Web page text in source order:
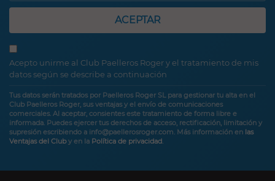
ACEPTAR
Acepto unirme al Club Paelleros Roger y el tratamiento de mis
datos según se describe a continuación
Tus datos serán tratados por Paelleros Roger SL para gestionar tu alta en el
Club Paelleros Roger, sus ventajas y el envío de comunicaciones
comerciales. Al aceptar, consientes este tratamiento de forma libre e
informada. Puedes ejercer tus derechos de acceso, rectificación, limitación y
supresión escribiendo a info@paellerosroger.com. Más información en las
Ventajas del Cluby en la Política de privacidad.